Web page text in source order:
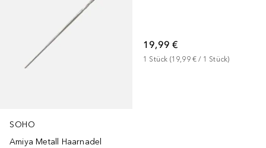
SOHO
Amiya Metall Haarnadel
19,99 €
1 Stück (19,99 € / 1 Stück)